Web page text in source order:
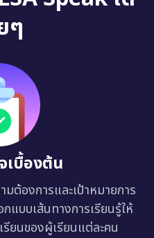
ๆ
เบื้องต้น
ต้องการและเป้าหมายการ
แบบเส้นทางการเรียนรู้ให้
รียนของผู้เรียนแต่ละคน